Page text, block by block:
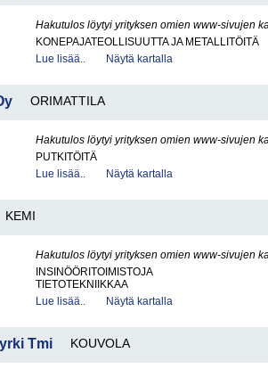
Hakutulos löytyi yrityksen omien www-sivujen
KONEPAJATEOLLISUUTTA JA METALLITÖITÄ
Lue lisää..
Näytä kartalla
ORIMATTILA
Hakutulos löytyi yrityksen omien www-sivujen
PUTKITÖITÄ
Lue lisää..
Näytä kartalla
KEMI
Hakutulos löytyi yrityksen omien www-sivujen
INSINÖÖRITOIMISTOJA
TIETOTEKNIIKKAA
Lue lisää..
Näytä kartalla
Tmi KOUVOLA